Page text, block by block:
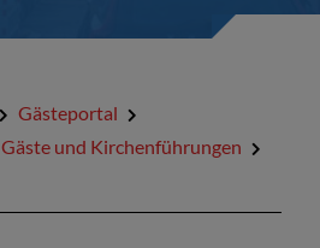
Gästeportal
Gäste und Kirchenführungen